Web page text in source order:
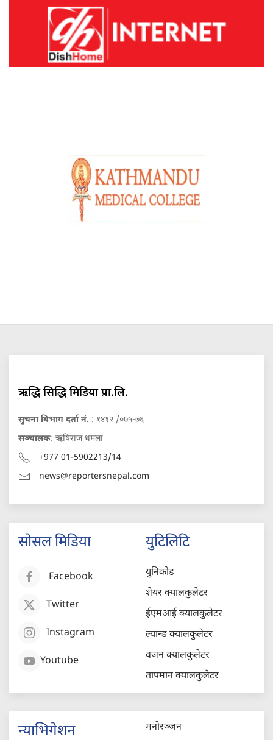
ऋद्धि सिद्धि मिडिया प्रा.लि.
सुचना बिभाग दर्ता नं. : १४१२ /०७५-७६
सञ्चालक: ऋषिराज धमला
+977 01-5902213/14
news@reportersnepal.com
सोसल मिडिया
Facebook
Twitter
Instagram
Youtube
युटिलिटि
युनिकोड
शेयर क्यालकुलेटर
ईएमआई क्यालकुलेटर
ल्यान्ड क्यालकुलेटर
वजन क्यालकुलेटर
तापमान क्यालकुलेटर
न्याभिगेशन मनोरञ्जन